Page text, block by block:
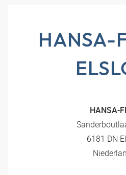
HANSA-
HANSA-
6181 DN